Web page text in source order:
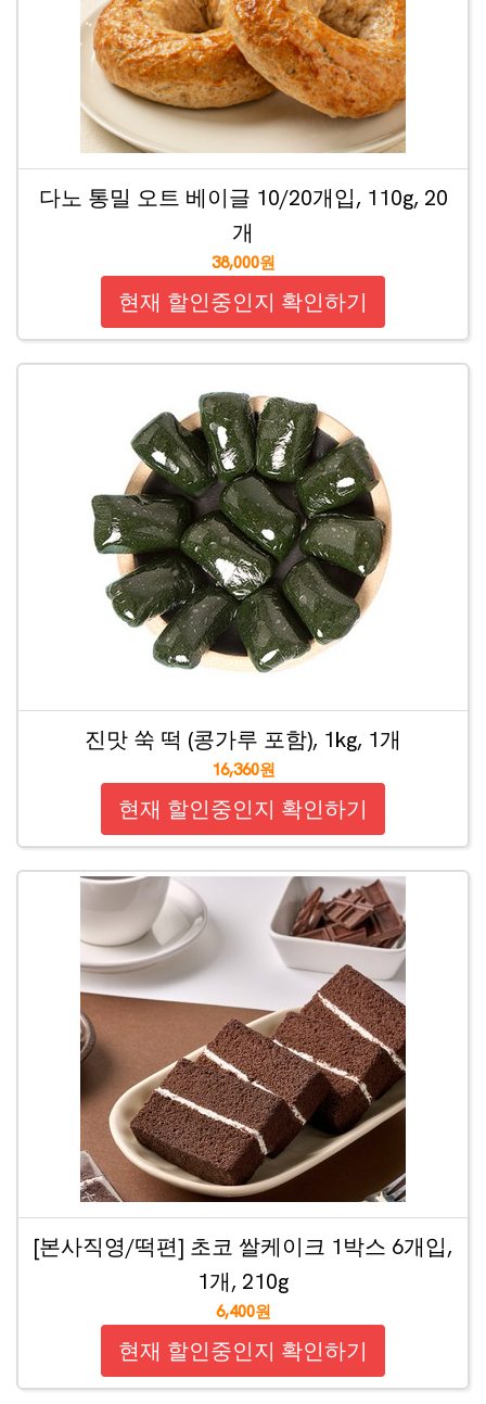
다노 통밀 오트 베이글 10/20개입, 110g, 20
개
38,000원
현재 할인중인지 확인하기
진맛 쑥 떡 (콩가루 포함), 1kg, 1개
16,360원
현재 할인중인지 확인하기
[본사직영/떡편] 초코 쌀케이크 1박스 6개입,
1개, 210g
6,400원
현재 할인중인지 확인하기